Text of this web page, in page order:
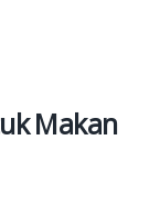
Makan